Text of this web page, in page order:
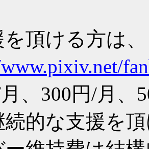
頂ける方は、
、300円/月、
続的な支援を